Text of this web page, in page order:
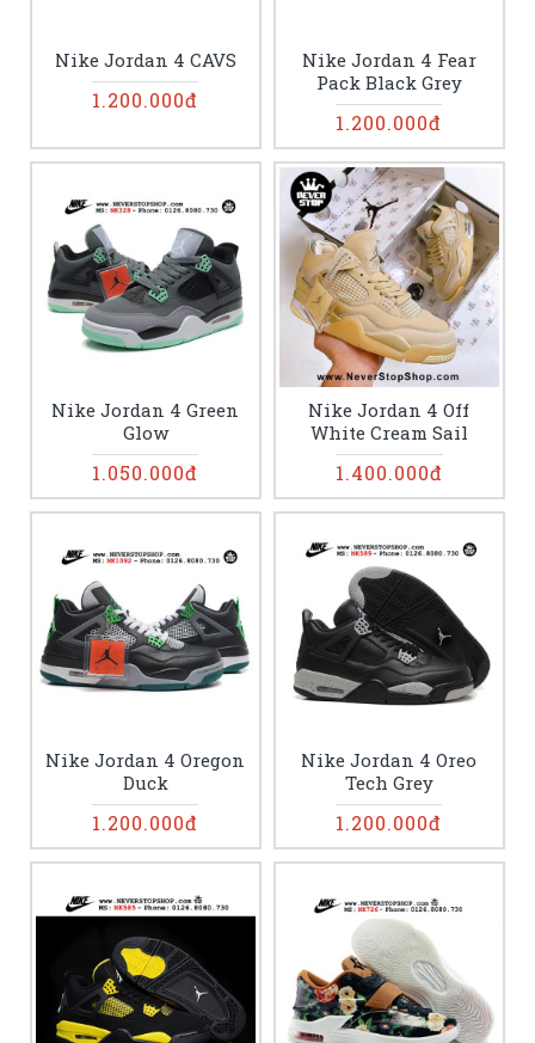
Nike Jordan 4 CAVS
1.200.000đ
Nike Jordan 4 Fear
Pack Black Grey
1.200.000đ
Nike Jordan 4 Green
Glow
1.050.000đ
Nike Jordan 4 Off
White Cream Sail
1.400.000đ
Nike Jordan 4 Oregon
Duck
1.200.000đ
Nike Jordan 4 Oreo
Tech Grey
1.200.000đ